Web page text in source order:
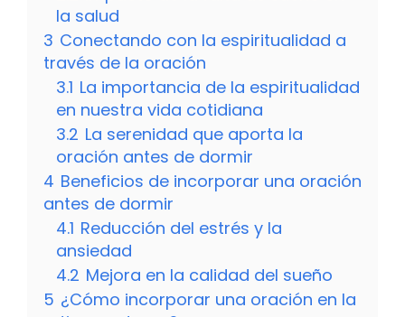
la salud
3 Conectando con la espiritualidad a
través de la oración
3.1 La importancia de la espiritualidad
en nuestra vida cotidiana
3.2 La serenidad que aporta la
oración antes de dormir
4 Beneficios de incorporar una oración
antes de dormir
4.1 Reducción del estrés y la
ansiedad
4.2 Mejora en la calidad del sueño
5 ¿Cómo incorporar una oración en la